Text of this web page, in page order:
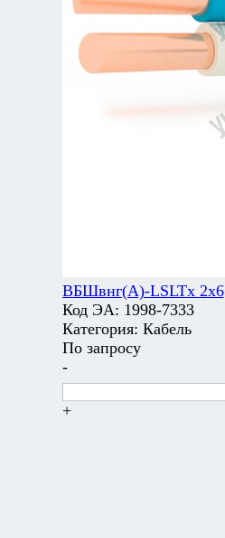
ВБШвнг(А)-LSLTx 2х6
Код ЭА: 1998-7333
Категория: Кабель
По запросу
-
+